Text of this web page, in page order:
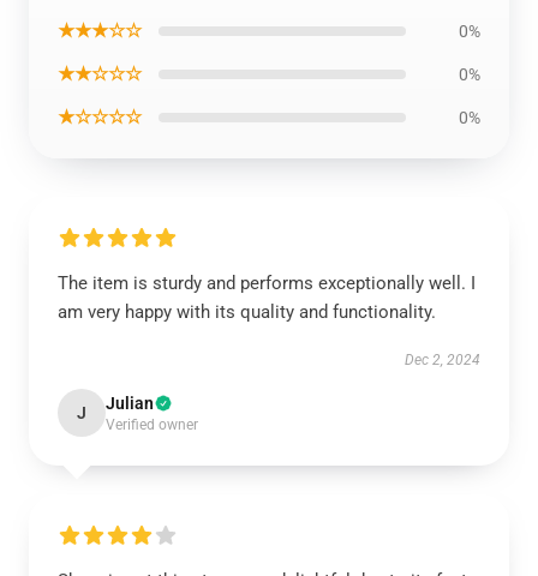
★★★☆☆ 0%
★★☆☆☆ 0%
★☆☆☆☆ 0%
The item is sturdy and performs exceptionally well. I
am very happy with its quality and functionality.
Dec 2, 2024
J Julian
Verified owner